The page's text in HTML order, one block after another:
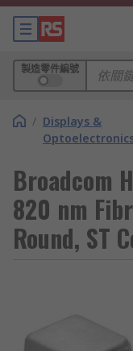
製造零件編號
/ Displays &
Broadcom
820 nm
Round, ST